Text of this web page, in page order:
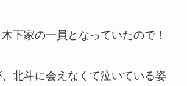
下家の一員となっていたので！
北斗に会えなくて泣いている姿